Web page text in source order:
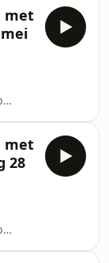
met
met
28